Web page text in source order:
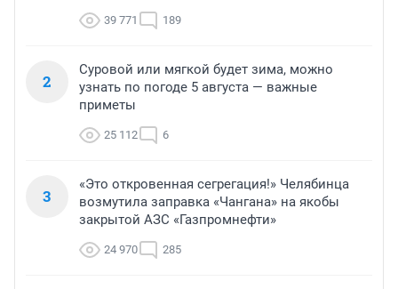
39 771 189
2
Суровой или мягкой будет зима, можно
узнать по погоде 5 августа — важные
приметы
25 112 6
3
«Это откровенная сегрегация!» Челябинца
возмутила заправка «Чангана» на якобы
закрытой АЗС «Газпромнефти»
24 970 285